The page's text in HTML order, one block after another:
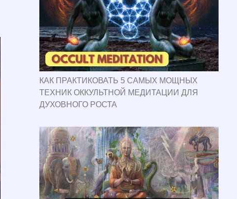
КАК ПРАКТИКОВАТЬ 5 САМЫХ МОЩНЫХ
ТЕХНИК ОККУЛЬТНОЙ МЕДИТАЦИИ ДЛЯ
ДУХОВНОГО РОСТА